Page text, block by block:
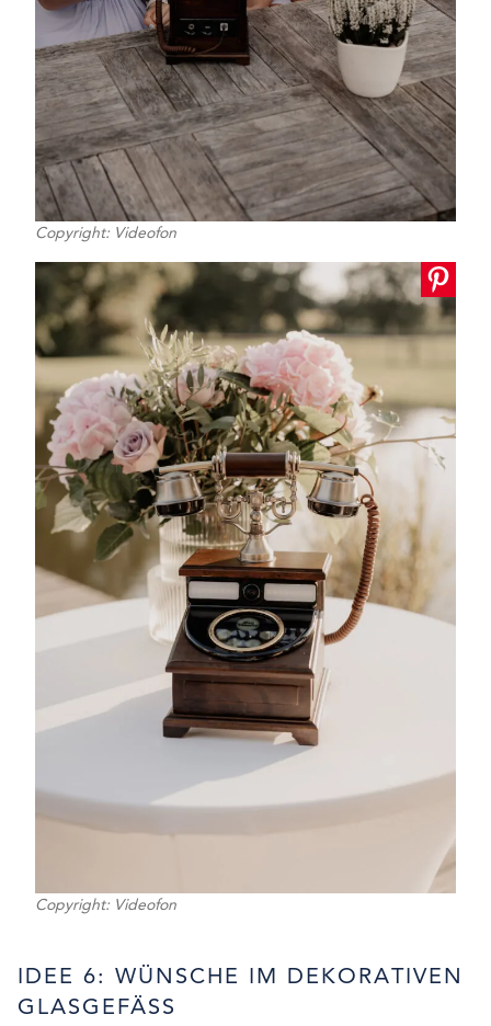
Copyright: Videofon
Copyright: Videofon
IDEE 6: WÜNSCHE IM DEKORATIVEN
GLASGEFÄSS